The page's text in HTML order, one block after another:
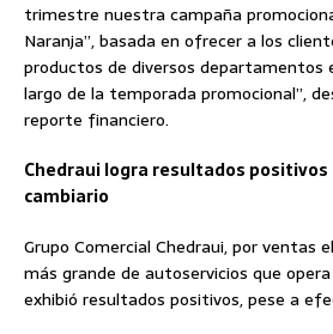
trimestre nuestra campaña
Naranja”, basada en ofrecer a los
productos de diversos departamentos
largo de la temporada promocional”,
reporte financiero.
Chedraui logra resultados
cambiario
Grupo Comercial Chedraui, por ventas
más grande de autoservicios que
exhibió resultados positivos, pese a